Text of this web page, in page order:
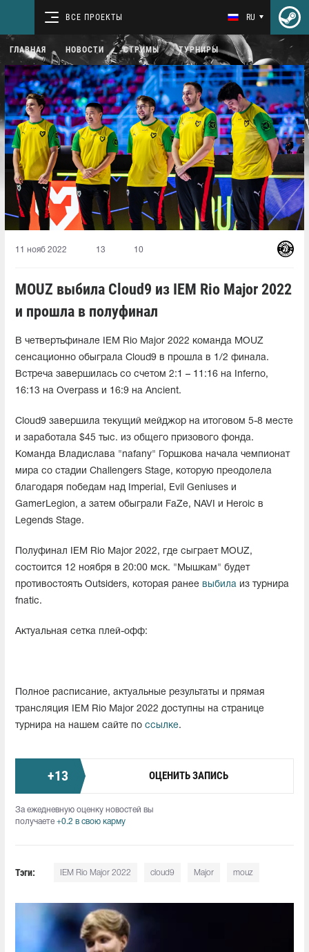
ВСЕ ПРОЕКТЫ RU
ГЛАВНАЯ НОВОСТИ СТРИМЫ ТУРНИРЫ
11 нояб 2022 13 10
MOUZ выбила Cloud9 из IEM Rio Major 2022
и прошла в полуфинал
В четвертьфинале IEM Rio Major 2022 команда MOUZ
сенсационно обыграла Cloud9 в прошла в 1/2 финала.
Встреча завершилась со счетом 2:1 – 11:16 на Inferno,
16:13 на Overpass и 16:9 на Ancient.
Cloud9 завершила текущий мейджор на итоговом 5-8 месте
и заработала $45 тыс. из общего призового фонда.
Команда Владислава "nafany" Горшкова начала чемпионат
мира со стадии Challengers Stage, которую преодолела
благодаря победам над Imperial, Evil Geniuses и
GamerLegion, а затем обыграли FaZe, NAVI и Heroic в
Legends Stage.
Полуфинал IEM Rio Major 2022, где сыграет MOUZ,
состоится 12 ноября в 20:00 мск. "Мышкам" будет
противостоять Outsiders, которая ранее выбила из турнира
fnatic.
Актуальная сетка плей-офф:
Полное расписание, актуальные результаты и прямая
трансляция IEM Rio Major 2022 доступны на странице
турнира на нашем сайте по ссылке.
+13 ОЦЕНИТЬ ЗАПИСЬ
За ежедневную оценку новостей вы
получаете +0.2 в свою карму
Тэги: IEM Rio Major 2022 cloud9 Major mouz